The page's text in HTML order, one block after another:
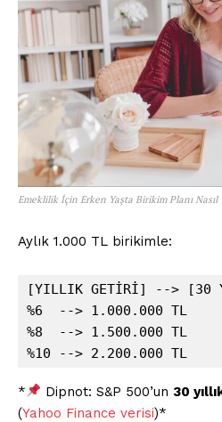
Emeklilik İçin Erken Yaşta Birikim Planı Nasıl
Aylık 1.000 TL birikimle:
[YILLIK GETİRİ] --> [30
%6  --> 1.000.000 TL
%8  --> 1.500.000 TL
%10 --> 2.200.000 TL
* Dipnot: S&P 500’un 30
(Yahoo Finance verisi)*